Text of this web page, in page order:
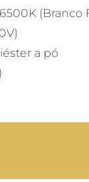
(Branco
a pó